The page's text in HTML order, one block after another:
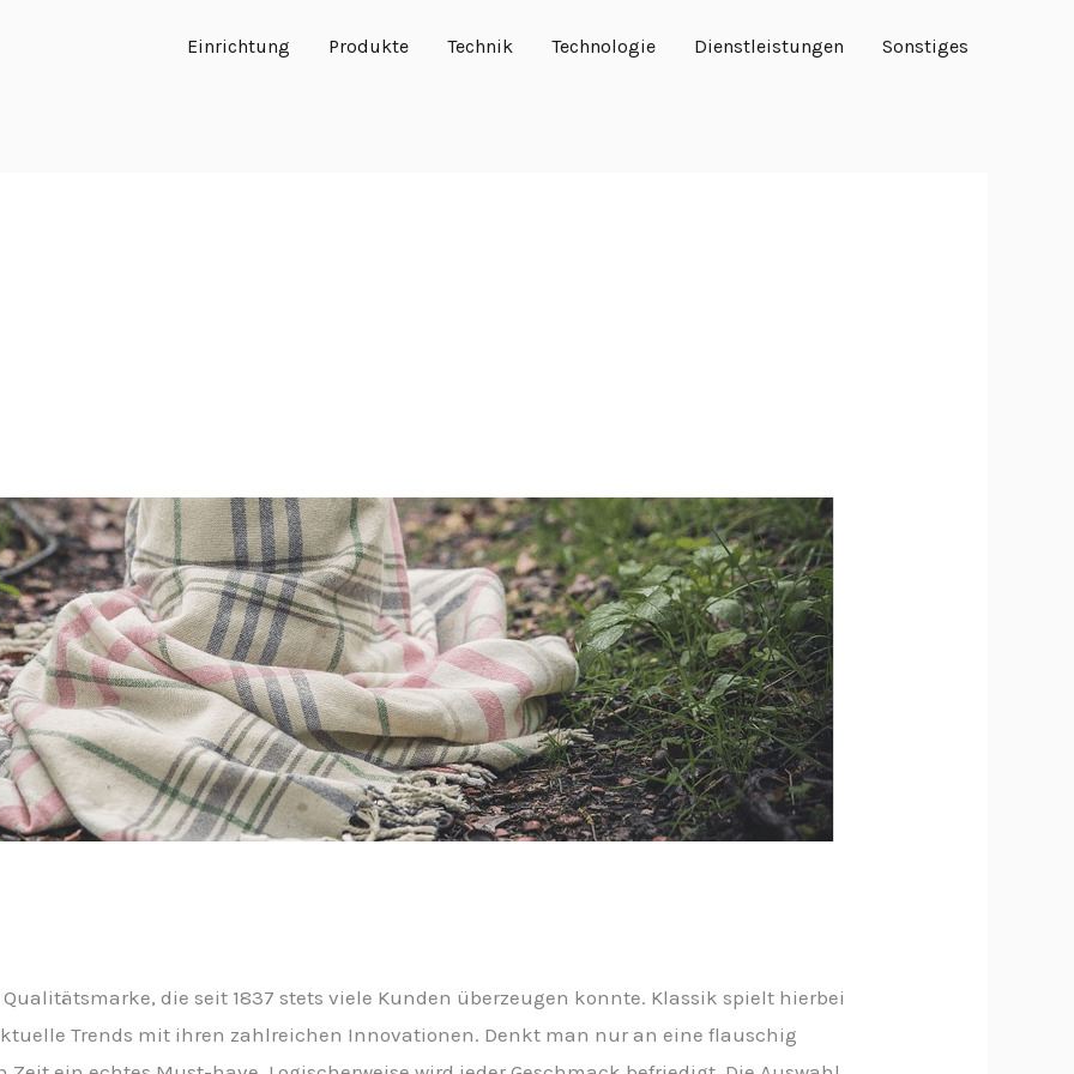
Einrichtung Produkte Technik Technologie Dienstleistungen Sonstiges
die seit 1837 stets viele Kunden überzeugen konnte. Klassik spielt hierbei
Trends mit ihren zahlreichen Innovationen. Denkt man nur an eine flauschig